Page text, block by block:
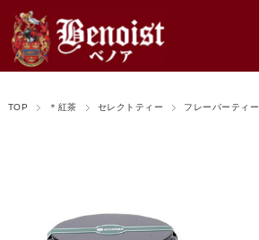
TOP ＊紅茶 セレクトティー フレーバーティー